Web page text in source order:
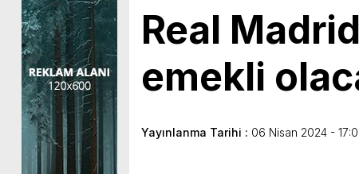
Real
emekli
Yayınlanma Tarihi : 06 Nisan 2024 -